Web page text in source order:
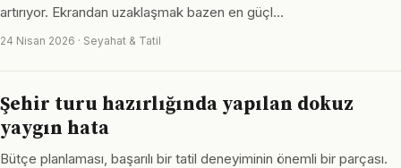
artırıyor. Ekrandan uzaklaşmak bazen en güçl…
24 Nisan 2026 · Seyahat & Tatil
Şehir turu hazırlığında yapılan dokuz
yaygın hata
Bütçe planlaması, başarılı bir tatil deneyiminin önemli bir parçası.